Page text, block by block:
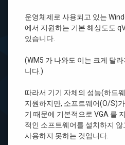
운영체제로 사용되고 있는
에서 지원하는 기본 해상도도
있습니다.
(WM5 가 나와도 이는 크게 달
니다.)
따라서 기기 자체의 성능(하드
지원하지만, 소프트웨어(O/S)
기 때문에 기본적으로 VGA 를
적인 소프트웨어를 설치하지
사용하지 못하는 것입니다.